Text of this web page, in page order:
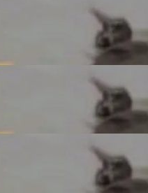
作者本身
略配售对
中，Dee
次传递同
会拒绝包
票中获得